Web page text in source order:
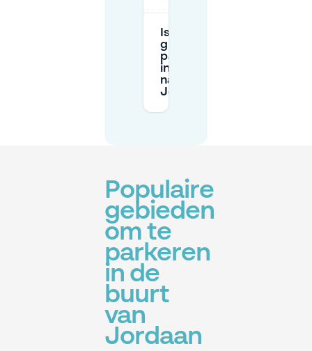
Is er
gratis
parkeren
in of
nabij de
Jordaan?
Populaire
gebieden
om te
parkeren
in de
buurt
van
Jordaan